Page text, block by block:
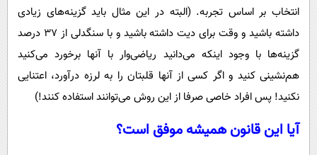
انتخاب بر اساس تجربه. (البته در این مثال باید گزینه‌های زیادی
داشته باشید و وقت برای دیت داشته باشید و با سنگدلی از 37 درصد
گزینه‌ها با وجود اینکه می‌دانید ریاضی‌وار با آنها برخورد می‌کنید
هم‌نشینی کنید و اگر کسی از آنها قلبتان را به لرزه درآورد، اعتنایی
نکنید! پس افراد خاصی صرفا از این روش می‌توانند استفاده کنند!)
آیا این قانون همیشه موفق است؟